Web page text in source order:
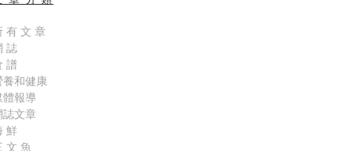
有 文 章
誌
譜
養和健康
體報導
誌文章
鮮
文 魚